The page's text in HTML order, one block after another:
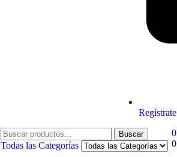
Regístrate
Buscar
Todas las Categorías
0
0